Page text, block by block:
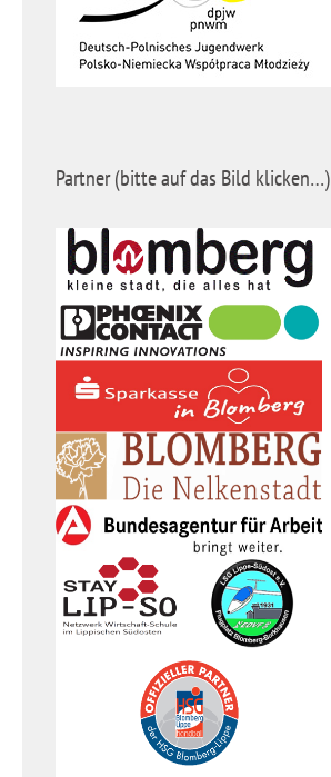
Partner (bitte auf das Bild klicken…)